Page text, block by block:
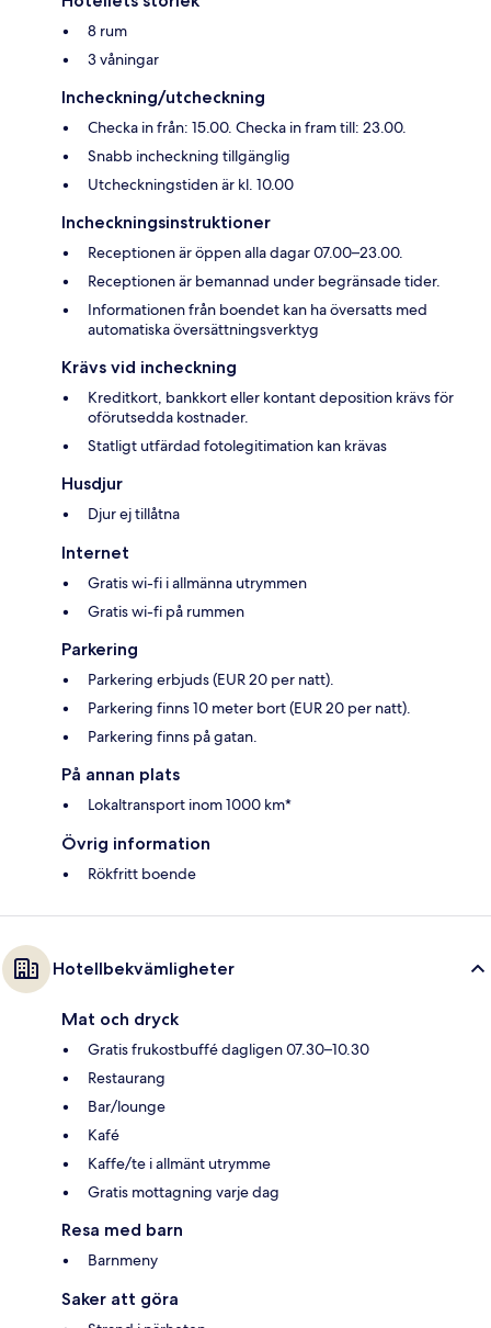
8 rum
3 våningar
Incheckning/utcheckning
Checka in från: 15.00. Checka in fram till: 23.00.
Snabb incheckning tillgänglig
Utcheckningstiden är kl. 10.00
Incheckningsinstruktioner
Receptionen är öppen alla dagar 07.00–23.00.
Receptionen är bemannad under begränsade tider.
Informationen från boendet kan ha översatts med
automatiska översättningsverktyg
Krävs vid incheckning
Kreditkort, bankkort eller kontant deposition krävs för
oförutsedda kostnader.
Statligt utfärdad fotolegitimation kan krävas
Husdjur
Djur ej tillåtna
Internet
Gratis wi-fi i allmänna utrymmen
Gratis wi-fi på rummen
Parkering
Parkering erbjuds (EUR 20 per natt).
Parkering finns 10 meter bort (EUR 20 per natt).
Parkering finns på gatan.
På annan plats
Lokaltransport inom 1000 km*
Övrig information
Rökfritt boende
Hotellbekvämligheter
Mat och dryck
Gratis frukostbuffé dagligen 07.30–10.30
Restaurang
Bar/lounge
Kafé
Kaffe/te i allmänt utrymme
Gratis mottagning varje dag
Resa med barn
Barnmeny
Saker att göra